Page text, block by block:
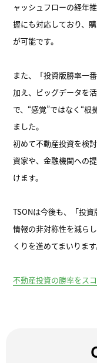
ャッシュフローの経年
握にも対応しており、
が可能です。
また、「投資版勝率一
加え、ビッグデータを
で、“感覚”ではなく“
ました。
初めて不動産投資を検
資家や、金融機関への
けます。
TSONは今後も、「投
情報の非対称性を減ら
くりを進めてまいります
不動産投資の勝率をス